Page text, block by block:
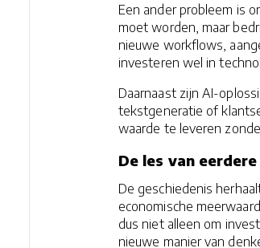
Een ander probleem is
moet worden, maar
nieuwe workflows,
investeren wel in
Daarnaast zijn AI-
tekstgeneratie of
waarde te leveren
De les van
De geschiedenis
economische
dus niet alleen om
nieuwe manier van